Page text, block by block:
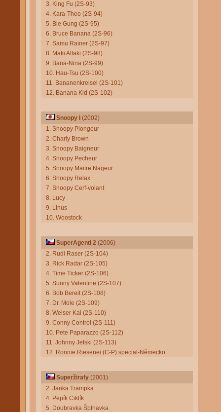
3. King Fu (2S-93)
4. Kara-Theo (2S-94)
5. Bie Gung (2S-95)
6. Bruce Banana (2S-96)
7. Samu Rainer (2S-97)
8. Maki Attaki (2S-98)
9. Bana-Nina (2S-99)
10. Hau-Tsu (2S-100)
11. Bananenkreisel (2S-101)
12. Banana Kid (2S-102)
Snoopy I
(2002)
1. Snoopy Plongeur
2. Charly Brown
3. Snoopy Baigneur
4. Snoopy Pecheur
5. Snoopy Maitre Nageur
6. Snoopy Relax
7. Snoopy Cerf-volant
8. Lucy
9. Linus
10. Woostock
SuperAgenti 2 (2006)
2. Rudi Raser (2S-104)
3. Rick Radar (2S-105)
4. Time Ticker (2S-106)
5. Sunny Valentine (2S-107)
6. Bob Bereit (2S-108)
7. Dr. Mole (2S-109)
8. Weiser Kai (2S-110)
9. Conny Control (2S-111)
10. Pete Paparazzo (2S-112)
11. Johnny Jetski (2S-113)
12. Ronnie Riesenei (C-P) special-Německo
Superžirafy (2001)
2. Janka Trampka
4. Pepík Ciklík
5. Doubravka Šplhavka